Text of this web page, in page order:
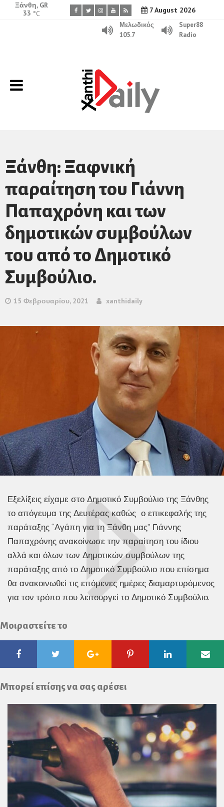
7 August 2026
Ξάνθη, GR
33 °C
Μελωδικός
105.7
Super88
Radio
Ξάνθη: Ξαφνική
παραίτηση του Γιάννη
Παπαχρόνη και των
δημοτικών συμβούλων
του από το Δημοτικό
Συμβούλιο.
15 Φεβρουαρίου, 2021 xanthidaily
Εξελίξεις είχαμε στο Δημοτικό Συμβούλιο της Ξάνθης
το απόγευμα της Δευτέρας καθώς ο επικεφαλής της
παράταξης “Αγάπη για τη Ξάνθη μας” Γιάννης
Παπαχρόνης ανακοίνωσε την παραίτηση του ίδιου
αλλά και όλων των Δημοτικών συμβούλων της
παράταξης από το Δημοτικό Συμβούλιο που επίσημα
θα ανακοινωθεί τις επόμενες ημέρες διαμαρτυρόμενος
για τον τρόπο που λειτουργεί το Δημοτικό Συμβούλιο.
Μοιραστείτε το
FacebookTwitter Google
Plus
Pinterest Linkedin
Μπορεί επίσης να σας αρέσει